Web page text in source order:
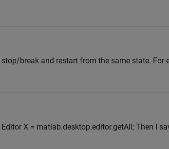
break and restart from the same state. For
X = matlab.desktop.editor.getAll; Then I